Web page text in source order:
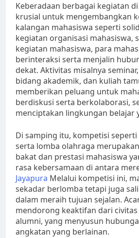
Keberadaan berbagai kegiatan
krusial untuk mengembangkan
kalangan mahasiswa seperti
kegiatan organisasi mahasiswa,
kegiatan mahasiswa, para
berinteraksi serta menjalin
dekat. Aktivitas misalnya
bidang akademik, dan kuliah
memberikan peluang untuk
berdiskusi serta berkolaborasi,
menciptakan lingkungan belajar
Di samping itu, kompetisi
serta lomba olahraga
bakat dan prestasi mahasiswa
rasa kebersamaan di antara
Jayapura Melalui kompetisi ini,
sekadar berlomba tetapi juga
dalam meraih tujuan sejalan.
mendorong keaktifan dari
alumni, yang menyusun
angkatan yang berlainan.